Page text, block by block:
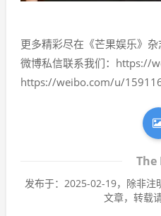
更多精彩尽在《芒果娱乐》
微博私信联系我们：https://
https://weibo.com/u/
The
发布于：2025-02-19，除非注
文章，转载